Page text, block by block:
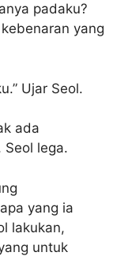
padaku?
yang
Ujar Seol.
ada
lega.
yang ia
lakukan,
untuk